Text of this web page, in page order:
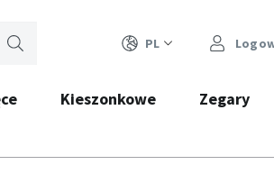
PL
Kieszonkowe Zegary